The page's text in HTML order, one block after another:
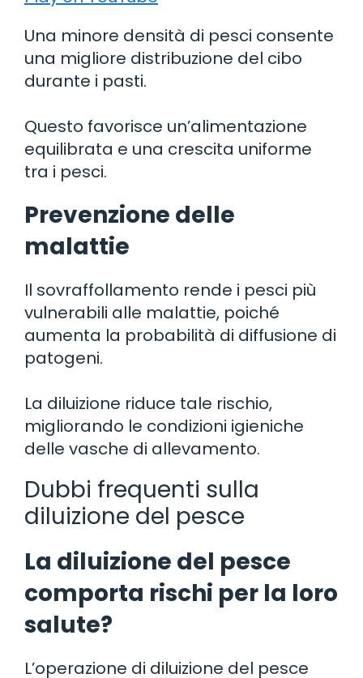
Una minore densità di pesci consente
una migliore distribuzione del cibo
durante i pasti.
Questo favorisce un’alimentazione
equilibrata e una crescita uniforme
tra i pesci.
Prevenzione delle
malattie
Il sovraffollamento rende i pesci più
vulnerabili alle malattie, poiché
aumenta la probabilità di diffusione di
patogeni.
La diluizione riduce tale rischio,
migliorando le condizioni igieniche
delle vasche di allevamento.
Dubbi frequenti sulla
diluizione del pesce
La diluizione del pesce
comporta rischi per la loro
salute?
L’operazione di diluizione del pesce